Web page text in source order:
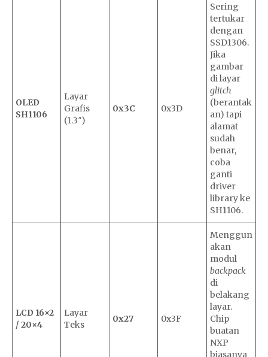
OLED
SH1106
Layar
Grafis
(1.3″)
0x3C 0x3D
Sering
tertukar
dengan
SSD1306.
Jika
gambar
di layar
glitch
(berantak
an) tapi
alamat
sudah
benar,
coba
ganti
driver
library ke
SH1106.
LCD 16×2
/ 20×4
Layar
Teks
0x27 0x3F
Menggun
akan
modul
backpack
di
belakang
layar.
Chip
buatan
NXP
biasanya